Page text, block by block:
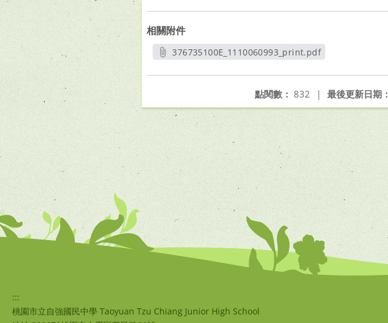
相關附件
376735100E_1110060993_print.pdf
最後更新日期：
點閱數： 832 |
:::
桃園市立自強國民中學 Taoyuan Tzu Chiang Junior High School